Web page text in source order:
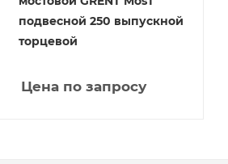
подвесной 250 выпускной
торцевой
Цена по запросу